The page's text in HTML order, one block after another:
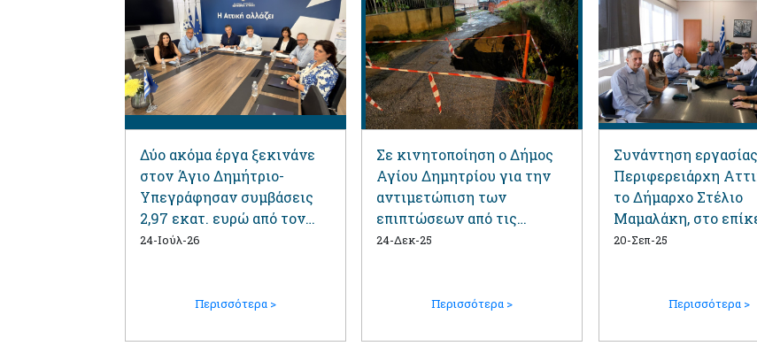
Δύο ακόμα έργα ξεκινάνε
στον Άγιο Δημήτριο-
Υπεγράφησαν συμβάσεις
2,97 εκατ. ευρώ από τον
Περιφερειάρχη Αττικής
24-Ιούλ-26
Περισσότερα >
Σε κινητοποίηση ο Δήμος
Αγίου Δημητρίου για την
αντιμετώπιση των
επιπτώσεων από τις
έντονες βροχοπτώσεις –
24-Δεκ-25
Περισσότερα >
Συνάντηση
Περιφερειάρχη
το Δήμαρχο Στέλιο
Μαμαλάκη, στο
έργα της Περιφέρειας
20-Σεπ-25
Περισσότερα >